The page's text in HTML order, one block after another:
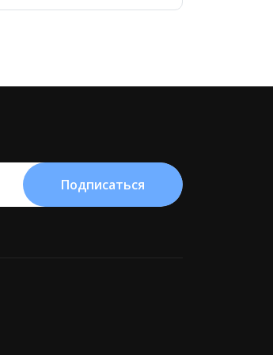
Подписаться